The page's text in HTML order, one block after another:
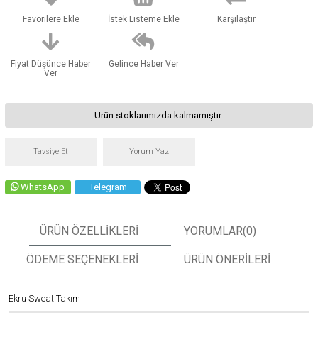
Favorilere Ekle İstek Listeme Ekle Karşılaştır
Fiyat Düşünce Haber
Ver
Gelince Haber Ver
Ürün stoklarımızda kalmamıştır.
Tavsiye Et Yorum Yaz
WhatsApp Telegram
ÜRÜN ÖZELLIKLERI YORUMLAR(0)
ÖDEME SEÇENEKLERI ÜRÜN ÖNERILERI
Ekru Sweat Takım